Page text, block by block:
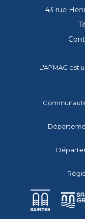
43 rue
L'APMAC est